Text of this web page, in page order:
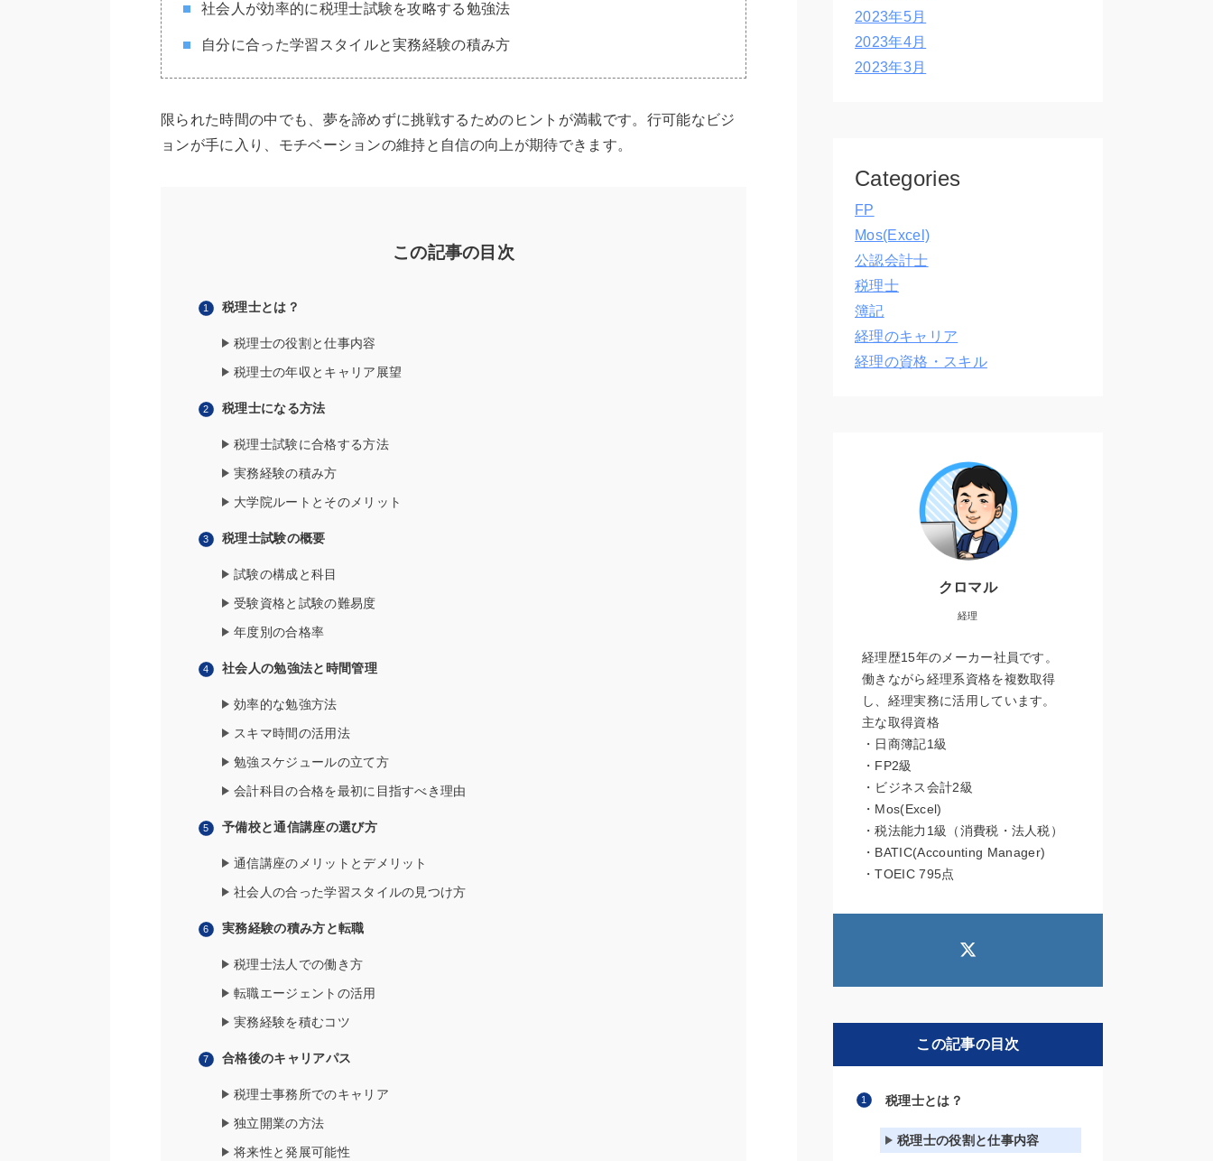
社会人が効率的に税理士試験を攻略する勉強法
自分に合った学習スタイルと実務経験の積み方
限られた時間の中でも、夢を諦めずに挑戦するためのヒントが満載です。行可能なビジ
ョンが手に入り、モチベーションの維持と自信の向上が期待できます。
この記事の目次
税理士とは？
税理士の役割と仕事内容
税理士の年収とキャリア展望
税理士になる方法
税理士試験に合格する方法
実務経験の積み方
大学院ルートとそのメリット
税理士試験の概要
試験の構成と科目
受験資格と試験の難易度
年度別の合格率
社会人の勉強法と時間管理
効率的な勉強方法
スキマ時間の活用法
勉強スケジュールの立て方
会計科目の合格を最初に目指すべき理由
予備校と通信講座の選び方
通信講座のメリットとデメリット
社会人の合った学習スタイルの見つけ方
実務経験の積み方と転職
税理士法人での働き方
転職エージェントの活用
実務経験を積むコツ
合格後のキャリアパス
税理士事務所でのキャリア
独立開業の方法
将来性と発展可能性
2023年5月
2023年4月
2023年3月
Categories
FP
Mos(Excel)
公認会計士
税理士
簿記
経理のキャリア
経理の資格・スキル
クロマル
経理
経理歴15年のメーカー社員です。
働きながら経理系資格を複数取得
し、経理実務に活用しています。
主な取得資格
・日商簿記1級
・FP2級
・ビジネス会計2級
・Mos(Excel)
・税法能力1級（消費税・法人税）
・BATIC(Accounting Manager)
・TOEIC 795点
この記事の目次
税理士とは？
税理士の役割と仕事内容